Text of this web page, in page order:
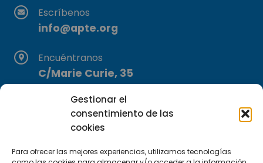
Gestionar el
consentimiento de las
cookies
Para ofrecer las mejores experiencias, utilizamos tecnologías
Escríbenos
info@apte.org
Encuéntranos
C/Marie Curie, 35